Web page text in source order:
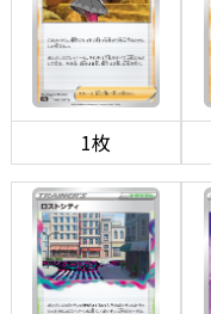
1枚